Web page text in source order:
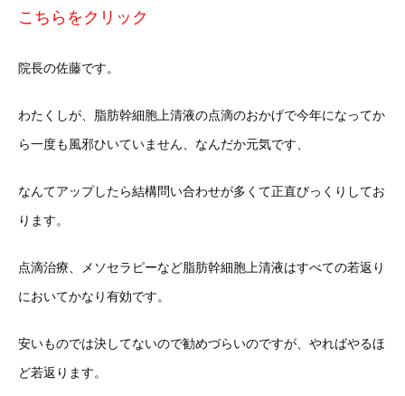
こちらをクリック
院長の佐藤です。
わたくしが、脂肪幹細胞上清液の点滴のおかげで今年になってか
ら一度も風邪ひいていません、なんだか元気です、
なんてアップしたら結構問い合わせが多くて正直びっくりしてお
ります。
点滴治療、メソセラピーなど脂肪幹細胞上清液はすべての若返り
においてかなり有効です。
安いものでは決してないので勧めづらいのですが、やればやるほ
ど若返ります。